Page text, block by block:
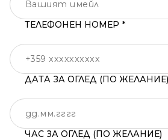
ТЕЛЕФОНЕН НОМЕР *
ДАТА ЗА ОГЛЕД (ПО ЖЕЛАНИЕ)
ЧАС ЗА ОГЛЕД (ПО ЖЕЛАНИЕ)